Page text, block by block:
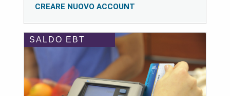
CREARE NUOVO ACCOUNT
SALDO EBT